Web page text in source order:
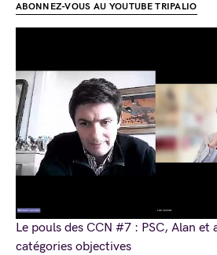
ABONNEZ-VOUS AU YOUTUBE TRIPALIO
Le pouls des CCN #7 : PSC, Alan et
catégories objectives